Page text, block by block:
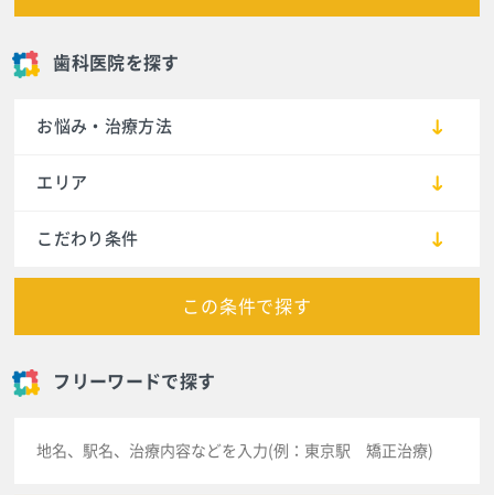
歯科医院を探す
お悩み・治療方法
エリア
こだわり条件
この条件で探す
フリーワードで探す